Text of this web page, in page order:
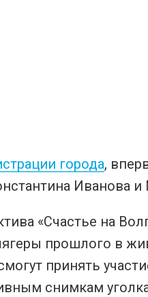
города,
Иванова
«Счастье на
прошлого в
принять
снимкам